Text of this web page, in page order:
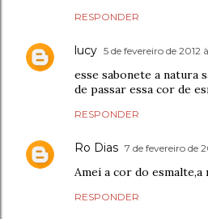
RESPONDER
lucy 5 de fevereiro de 2012
esse sabonete a natura
de passar essa cor de
RESPONDER
Ro Dias 7 de fevereiro de
Amei a cor do
RESPONDER